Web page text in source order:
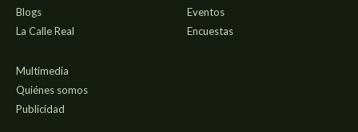
Blogs
La Calle Real
Eventos
Encuestas
Multimedia
Quiénes somos
Publicidad